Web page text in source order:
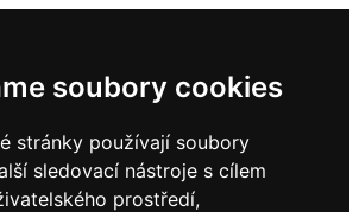
soubory cookies
stránky používají soubory
sledovací nástroje s cílem
prostředí,